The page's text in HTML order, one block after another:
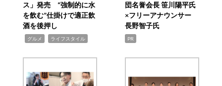
ス」発売 “強制的に水
を飲む”仕掛けで適正飲
酒を後押し
グルメ ライフスタイル
団名誉会長 笹川陽平氏
×フリーアナウンサー
長野智子氏
PR